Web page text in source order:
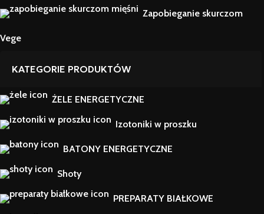
Zapobieganie skurczom
Vege
KATEGORIE PRODUKTÓW
ŻELE ENERGETYCZNE
Izotoniki w proszku
BATONY ENERGETYCZNE
Shoty
PREPARATY BIAŁKOWE